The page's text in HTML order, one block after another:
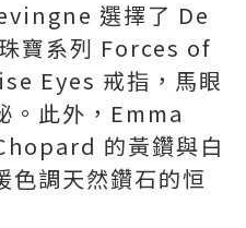
選擇了 De
寶系列 Forces of
Eyes 戒指，馬眼
。此外，Emma
的黃鑽與白
色調天然鑽石的恒